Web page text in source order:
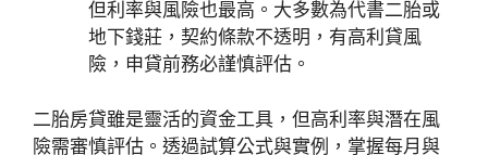
但利率與風險也最高。大多數為代書二胎或
地下錢莊，契約條款不透明，有高利貸風
險，申貸前務必謹慎評估。
二胎房貸雖是靈活的資金工具，但高利率與潛在風
險需審慎評估。透過試算公式與實例，掌握每月與